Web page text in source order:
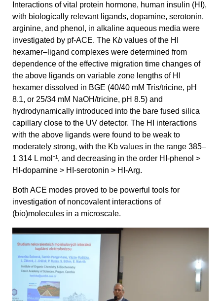
Interactions of vital protein hormone, human insulin (HI),
with biologically relevant ligands, dopamine, serotonin,
arginine, and phenol, in alkaline aqueous media were
investigated by pf-ACE. The Kb values of the HI
hexamer–ligand complexes were determined from
dependence of the effective migration time changes of
the above ligands on variable zone lengths of HI
hexamer dissolved in BGE (40/40 mM Tris/tricine, pH
8.1, or 25/34 mM NaOH/tricine, pH 8.5) and
hydrodynamically introduced into the bare fused silica
capillary close to the UV detector. The HI interactions
with the above ligands were found to be weak to
moderately strong, with the Kb values in the range 385–
1 314 L mol⁻¹, and decreasing in the order HI-phenol >
HI-dopamine > HI-serotonin > HI-Arg.
Both ACE modes proved to be powerful tools for
investigation of noncovalent interactions of
(bio)molecules in a microscale.